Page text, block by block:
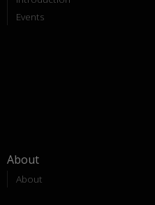
Events
About
About